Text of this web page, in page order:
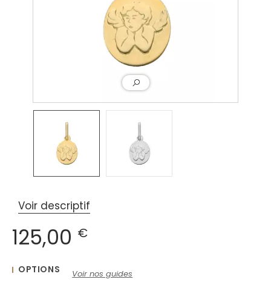
Voir descriptif
125,00 €
OPTIONS
Voir nos guides